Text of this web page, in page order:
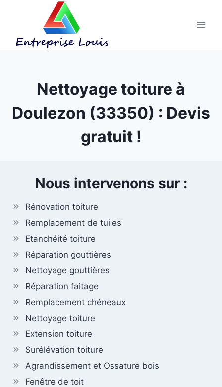
Nettoyage toiture à
Doulezon (33350) : Devis
gratuit !
Nous intervenons sur :
Rénovation toiture
Remplacement de tuiles
Etanchéité toiture
Réparation gouttières
Nettoyage gouttières
Réparation faitage
Remplacement chéneaux
Nettoyage toiture
Extension toiture
Surélévation toiture
Agrandissement et Ossature bois
Fenêtre de toit